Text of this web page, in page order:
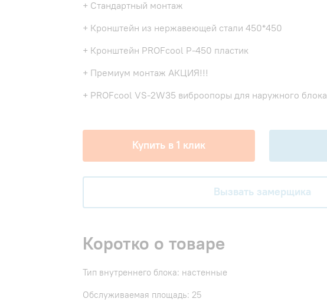
+ Стандартный монтаж
+ Кронштейн из нержавеющей стали 450*450
+ Кронштейн PROFcool P-450 пластик
+ Премиум монтаж АКЦИЯ!!!
+ PROFcool VS-2W35 виброопоры для наружного блока
Купить в 1 клик
Вызвать замерщика
Коротко о товаре
Тип внутреннего блока: настенные
Обслуживаемая площадь: 25